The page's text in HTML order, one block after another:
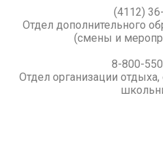
(4112)
Отдел дополнительного
(смены и
8-800-
Отдел организации